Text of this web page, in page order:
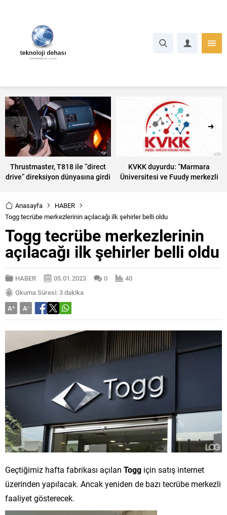
Thrustmaster, T818 ile “direct
drive” direksiyon dünyasına girdi
KVKK duyurdu: “Marmara
Üniversitesi ve Fuudy merkezli
Anasayfa
HABER
Togg tecrübe merkezlerinin açılacağı ilk şehirler belli oldu
Togg tecrübe merkezlerinin
açılacağı ilk şehirler belli oldu
HABER 05.01.2023 0
40
Okuma Süresi: 3 dakika
A+ A-
Geçtiğimiz hafta fabrikası açılan Togg için satış internet
üzerinden yapılacak. Ancak yeniden de bazı tecrübe merkezli
faaliyet gösterecek.